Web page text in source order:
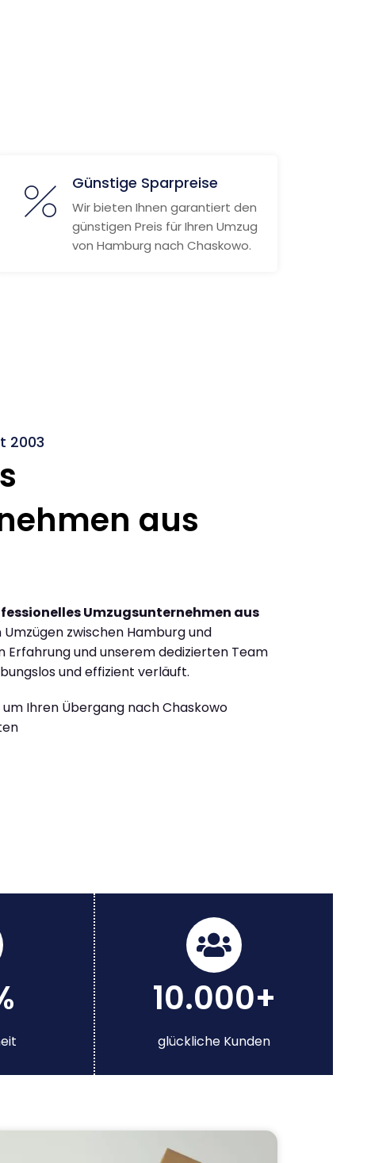
Günstige Sparpreise
Wir bieten Ihnen garantiert den
günstigen Preis für Ihren Umzug
von Hamburg nach Chaskowo.
2003
aus
Umzugsunternehmen aus
zwischen Hamburg und
Erfahrung und unserem dedizierten Team
und effizient verläuft.
um Ihren Übergang nach Chaskowo
10.000+
glückliche Kunden